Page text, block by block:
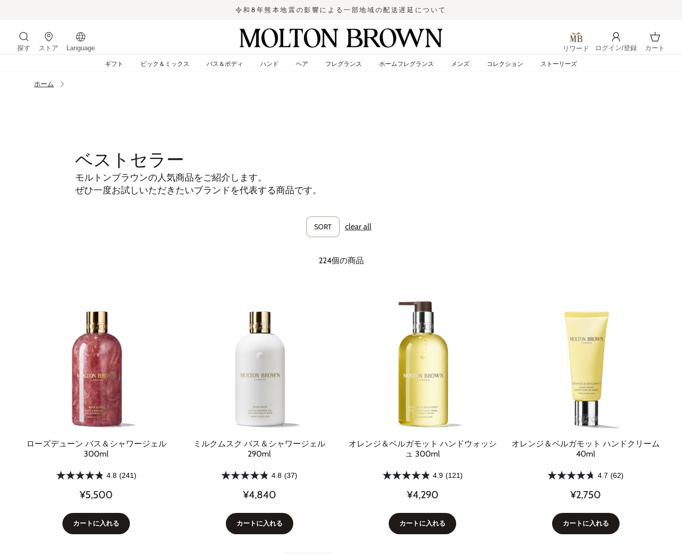
ラ
イ
ド
シ
令和8年熊本地震の影響による一部地域の配送遅延について
探す
サイトを検索する
ストア Language リワード
ログイン/登録
ログイン
カート
カート
ギフト
ピック＆ミックス バス＆ボディ ハンド ヘア フレグランス ホームフレグランス メンズ コレクション ストーリーズ
ホーム
ベストセラー
モルトンブラウンの人気商品をご紹介します。
ぜひ一度お試しいただきたいブランドを代表する商品です。
SORT clear all
224個の商品
ローズデューン バス＆シャワージェル
300ml
4.8 (241)
¥5,500
カートに入れる
ミルクムスク バス＆シャワージェル
290ml
4.8 (37)
¥4,840
カートに入れる
オレンジ＆ベルガモット ハンドウォッシ
ュ 300ml
4.9 (121)
¥4,290
カートに入れる
オレンジ＆ベルガモット ハンドクリーム
40ml
4.7 (62)
¥2,750
カートに入れる